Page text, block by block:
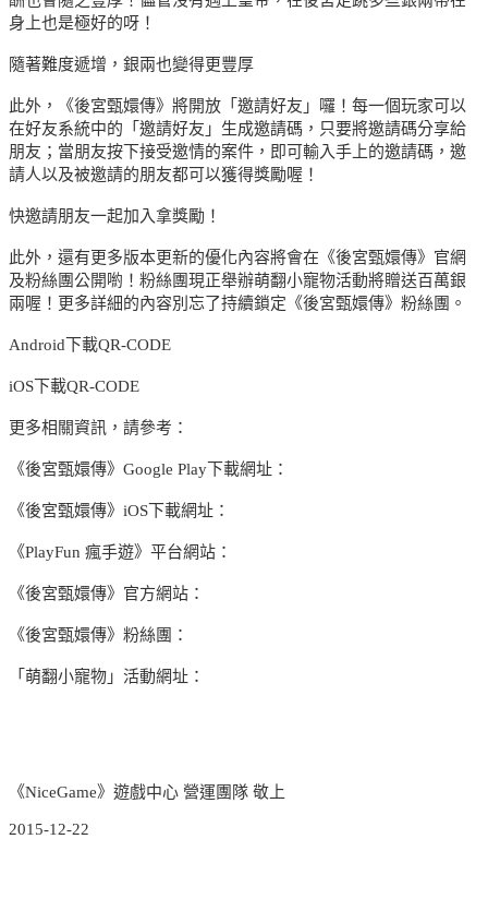
身上也是極好的呀！
隨著難度遞增，銀兩也變得更豐厚
此外，《後宮甄嬛傳》將開放「邀請好友」囉！每一個玩家可以
在好友系統中的「邀請好友」生成邀請碼，只要將邀請碼分享給
朋友；當朋友按下接受邀情的案件，即可輸入手上的邀請碼，邀
請人以及被邀請的朋友都可以獲得獎勵喔！
快邀請朋友一起加入拿獎勵！
此外，還有更多版本更新的優化內容將會在《後宮甄嬛傳》官網
及粉絲團公開喲！粉絲團現正舉辦萌翻小寵物活動將贈送百萬銀
兩喔！更多詳細的內容別忘了持續鎖定《後宮甄嬛傳》粉絲團。
Android下載QR-CODE
iOS下載QR-CODE
更多相關資訊，請參考：
《後宮甄嬛傳》Google Play下載網址：
《後宮甄嬛傳》iOS下載網址：
《PlayFun 瘋手遊》平台網站：
《後宮甄嬛傳》官方網站：
《後宮甄嬛傳》粉絲團：
「萌翻小寵物」活動網址：
《NiceGame》遊戲中心 營運團隊 敬上
2015-12-22